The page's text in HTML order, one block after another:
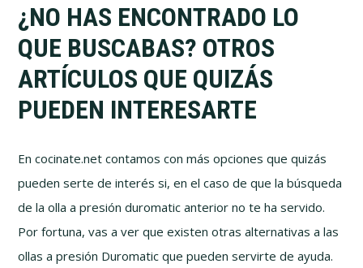
¿NO HAS ENCONTRADO LO
QUE BUSCABAS? OTROS
ARTÍCULOS QUE QUIZÁS
PUEDEN INTERESARTE
En cocinate.net contamos con más opciones que quizás
pueden serte de interés si, en el caso de que la búsqueda
de la olla a presión duromatic anterior no te ha servido.
Por fortuna, vas a ver que existen otras alternativas a las
ollas a presión Duromatic que pueden servirte de ayuda.